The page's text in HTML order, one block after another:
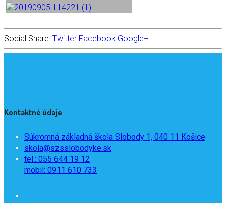
Social Share: Twitter Facebook Google+
Kontaktné údaje
Súkromná základná škola Slobody 1, 040 11 Košice
skola@szsslobodyke.sk
tel.: 055 644 19 12
mobil: 0911 610 733